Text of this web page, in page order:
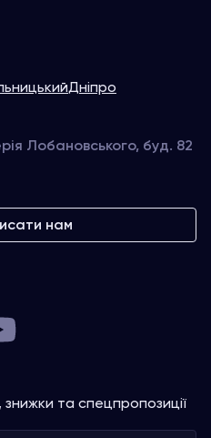
Дніпро
Лобановського, буд. 82
нам
знижки та спецпропозиції